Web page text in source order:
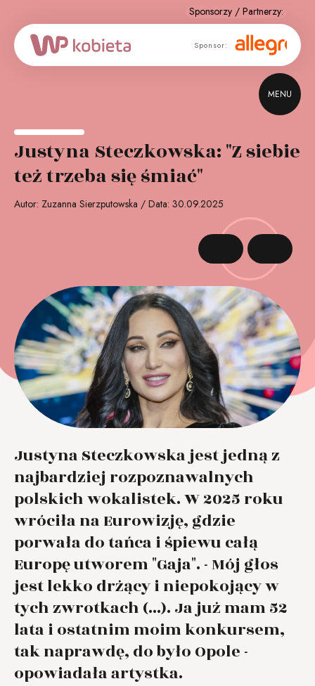
Sponsor
strategiczny: Sponsor:
MENU
Justyna Steczkowska: "Z siebie
też trzeba się śmiać"
Autor: Zuzanna Sierzputowska / Data: 30.09.2025
Justyna Steczkowska jest jedną z
najbardziej rozpoznawalnych
polskich wokalistek. W 2025 roku
wróciła na Eurowizję, gdzie
porwała do tańca i śpiewu całą
Europę utworem "Gaja". - Mój głos
jest lekko drżący i niepokojący w
tych zwrotkach (...). Ja już mam 52
lata i ostatnim moim konkursem,
tak naprawdę, do było Opole -
opowiadała artystka.